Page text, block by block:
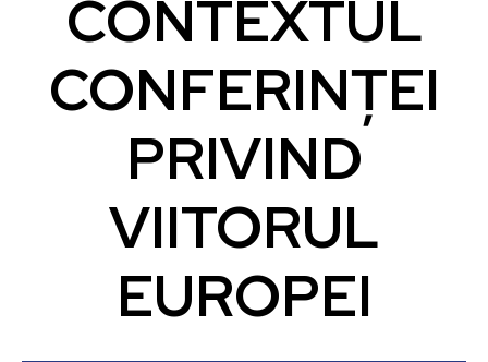
CONTEXTUL
CONFERINȚEI
PRIVIND
VIITORUL
EUROPEI